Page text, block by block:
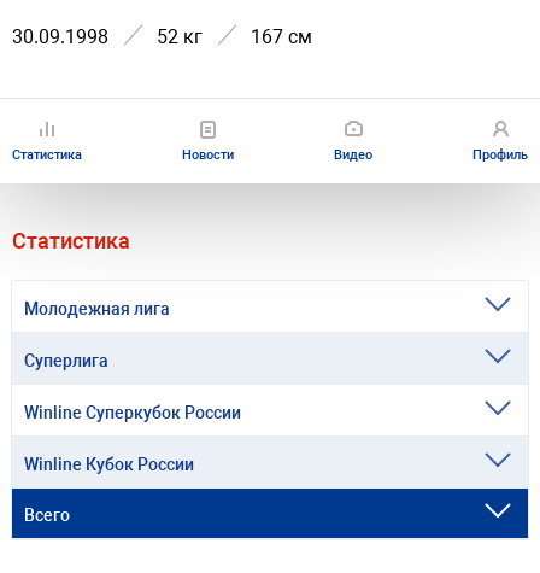
30.09.1998 52 кг 167 см
Статистика Новости Видео Профиль
Статистика
Молодежная лига
Суперлига
Winline Суперкубок России
Winline Кубок России
Всего